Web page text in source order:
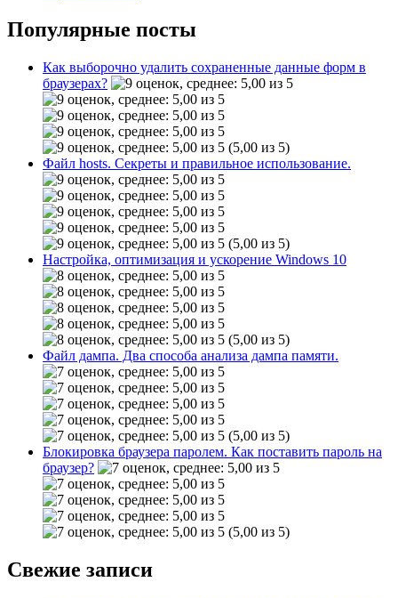
Популярные посты
Как выборочно удалить сохраненные данные форм в
браузерах?
(5,00 из 5)
Файл hosts. Секреты и правильное использование.
(5,00 из 5)
Настройка, оптимизация и ускорение Windows 10
(5,00 из 5)
Файл дампа. Два способа анализа дампа памяти.
(5,00 из 5)
Блокировка браузера паролем. Как поставить пароль на
браузер?
(5,00 из 5)
Свежие записи